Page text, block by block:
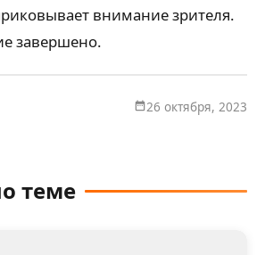
внимание зрителя.
завершено.
26 октября, 2023
теме